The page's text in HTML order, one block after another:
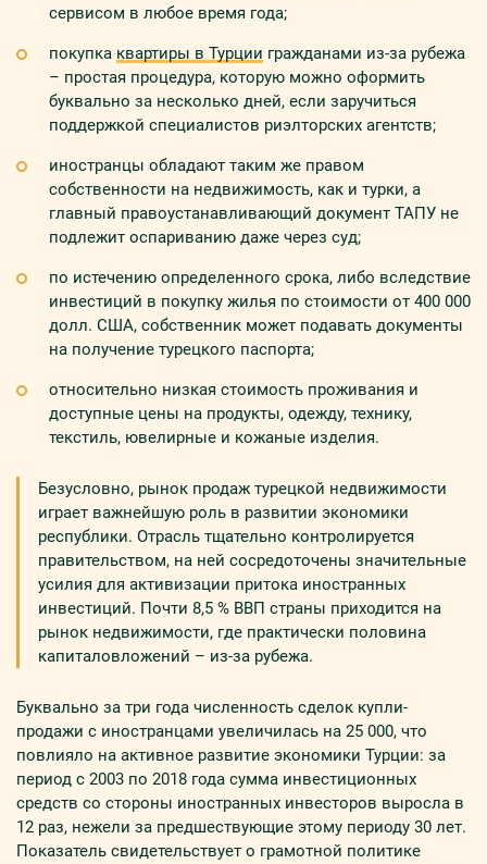
сервисом в любое время года;
покупка квартиры в Турции гражданами из-за рубежа
– простая процедура, которую можно оформить
буквально за несколько дней, если заручиться
поддержкой специалистов риэлторских агентств;
иностранцы обладают таким же правом
собственности на недвижимость, как и турки, а
главный правоустанавливающий документ ТАПУ не
подлежит оспариванию даже через суд;
по истечению определенного срока, либо вследствие
инвестиций в покупку жилья по стоимости от 400 000
долл. США, собственник может подавать документы
на получение турецкого паспорта;
относительно низкая стоимость проживания и
доступные цены на продукты, одежду, технику,
текстиль, ювелирные и кожаные изделия.
Безусловно, рынок продаж турецкой недвижимости
играет важнейшую роль в развитии экономики
республики. Отрасль тщательно контролируется
правительством, на ней сосредоточены значительные
усилия для активизации притока иностранных
инвестиций. Почти 8,5 % ВВП страны приходится на
рынок недвижимости, где практически половина
капиталовложений – из-за рубежа.
Буквально за три года численность сделок купли-
продажи с иностранцами увеличилась на 25 000, что
повлияло на активное развитие экономики Турции: за
период с 2003 по 2018 года сумма инвестиционных
средств со стороны иностранных инвесторов выросла в
12 раз, нежели за предшествующие этому периоду 30 лет.
Показатель свидетельствует о грамотной политике